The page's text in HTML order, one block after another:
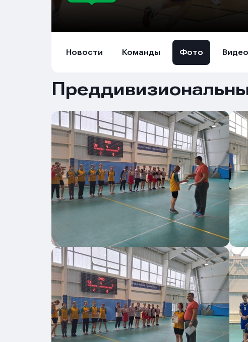
Новости Команды Фото Видео